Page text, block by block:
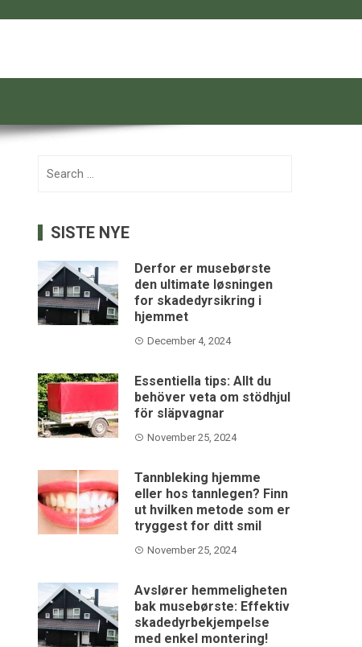
SISTE NYE
Derfor er musebørste
den ultimate løsningen
for skadedyrsikring i
hjemmet
December 4, 2024
Essentiella tips: Allt du
behöver veta om stödhjul
för släpvagnar
November 25, 2024
Tannbleking hjemme
eller hos tannlegen? Finn
ut hvilken metode som er
tryggest for ditt smil
November 25, 2024
Avslører hemmeligheten
bak musebørste: Effektiv
skadedyrbekjempelse
med enkel montering!